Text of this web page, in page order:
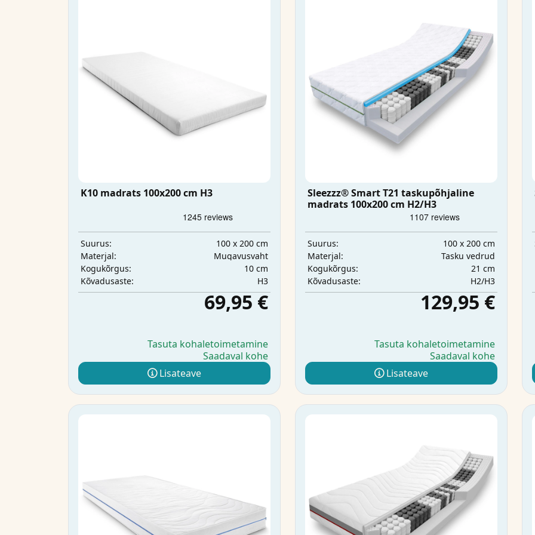
K10 madrats 100x200 cm H3
Suurus:
100 x 200 cm
Materjal:
Mugavusvaht
Kogukõrgus:
10 cm
Kõvadusaste:
H3
69,95 €
Tasuta kohaletoimetamine
Saadaval kohe
Lisateave
Sleezzz® Smart T21 taskupõhjaline
madrats 100x200 cm H2/H3
Suurus:
100 x 200 cm
Materjal:
Tasku vedrud
Kogukõrgus:
21 cm
Kõvadusaste:
H2/H3
129,95 €
Tasuta kohaletoimetamine
Saadaval kohe
Lisateave